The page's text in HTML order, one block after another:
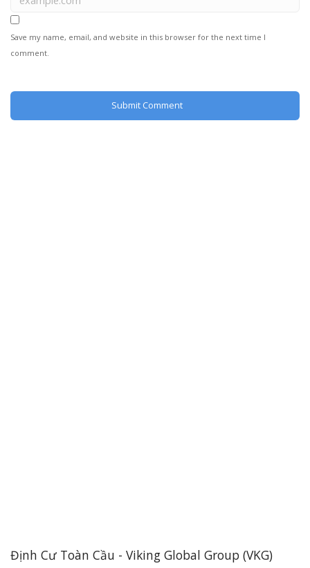
Save my name, email, and website in this browser for the next time I
comment.
Định Cư Toàn Cầu - Viking Global Group (VKG)